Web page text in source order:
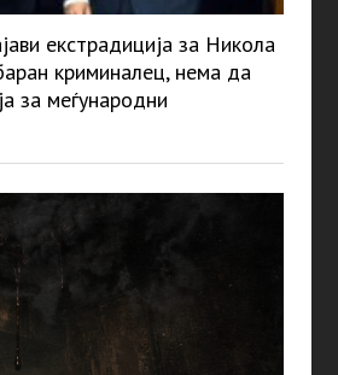
екстрадиција за Никола
криминалец, нема да
за меѓународни